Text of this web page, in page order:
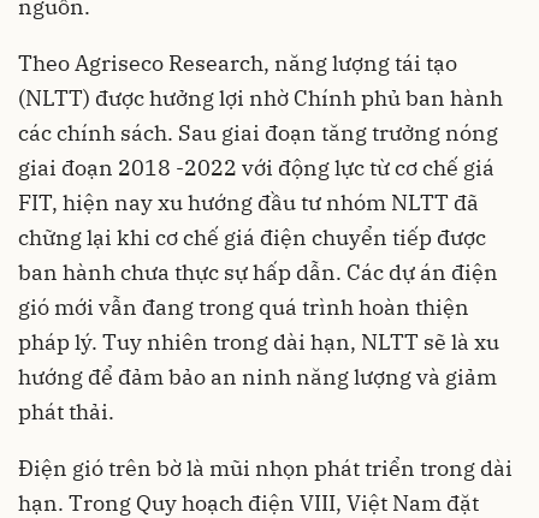
nguồn.
Theo Agriseco Research, năng lượng tái tạo
(NLTT) được hưởng lợi nhờ Chính phủ ban hành
các chính sách. Sau giai đoạn tăng trưởng nóng
giai đoạn 2018 -2022 với động lực từ cơ chế giá
FIT, hiện nay xu hướng đầu tư nhóm NLTT đã
chững lại khi cơ chế giá điện chuyển tiếp được
ban hành chưa thực sự hấp dẫn. Các dự án điện
gió mới vẫn đang trong quá trình hoàn thiện
pháp lý. Tuy nhiên trong dài hạn, NLTT sẽ là xu
hướng để đảm bảo an ninh năng lượng và giảm
phát thải.
Điện gió trên bờ là mũi nhọn phát triển trong dài
hạn. Trong Quy hoạch điện VIII, Việt Nam đặt